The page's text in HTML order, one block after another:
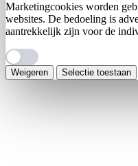
Marketingcookies worden
websites. De bedoeling is
aantrekkelijk zijn voor de
Weigeren Selectie toestaan